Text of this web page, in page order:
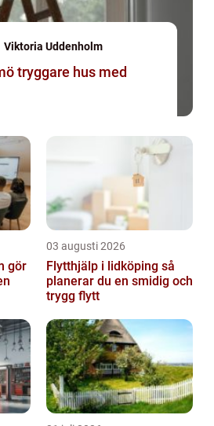
Viktoria Uddenholm
gör
03 augusti 2026
Flytthjälp i lidköping så
planerar du en smidig och
trygg flytt